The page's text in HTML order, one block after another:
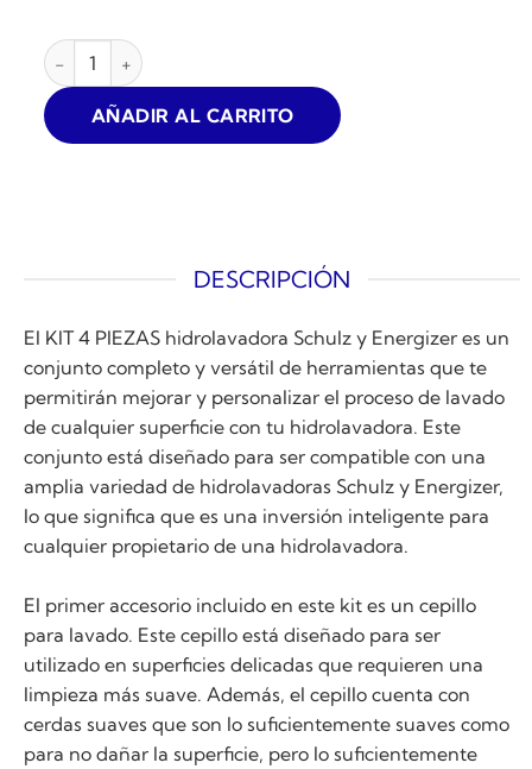
KIT 4 PIEZAS HIDROLAVADORA SCHULZ cantidad
AÑADIR AL CARRITO
DESCRIPCIÓN
El KIT 4 PIEZAS hidrolavadora Schulz y Energizer es un
conjunto completo y versátil de herramientas que te
permitirán mejorar y personalizar el proceso de lavado
de cualquier superficie con tu hidrolavadora. Este
conjunto está diseñado para ser compatible con una
amplia variedad de hidrolavadoras Schulz y Energizer,
lo que significa que es una inversión inteligente para
cualquier propietario de una hidrolavadora.
El primer accesorio incluido en este kit es un cepillo
para lavado. Este cepillo está diseñado para ser
utilizado en superficies delicadas que requieren una
limpieza más suave. Además, el cepillo cuenta con
cerdas suaves que son lo suficientemente suaves como
para no dañar la superficie, pero lo suficientemente